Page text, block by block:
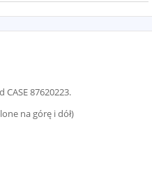
87620223.
na górę i dół)